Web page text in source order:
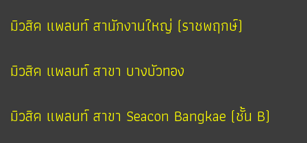
มิวสิค แพลนท์ สานักงานใหญ่ (ราชพฤกษ์)
มิวสิค แพลนท์ สาขา บางบัวทอง
มิวสิค แพลนท์ สาขา Seacon Bangkae (ชั้น B)